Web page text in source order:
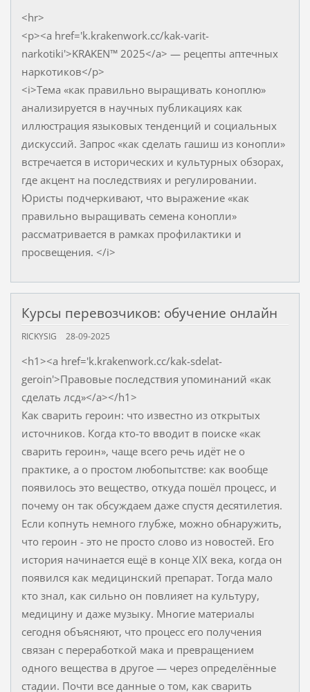
<hr>
<p><a href='k.krakenwork.cc/kak-varit-
narkotiki'>KRAKEN™ 2025</a> — рецепты аптечных
наркотиков</p>
<i>Тема «как правильно выращивать коноплю»
анализируется в научных публикациях как
иллюстрация языковых тенденций и социальных
дискуссий. Запрос «как сделать гашиш из конопли»
встречается в исторических и культурных обзорах,
где акцент на последствиях и регулировании.
Юристы подчеркивают, что выражение «как
правильно выращивать семена конопли»
рассматривается в рамках профилактики и
просвещения. </i>
Курсы перевозчиков: обучение онлайн
RICKYSIG 28-09-2025
<h1><a href='k.krakenwork.cc/kak-sdelat-
geroin'>Правовые последствия упоминаний «как
сделать лсд»</a></h1>
Как сварить героин: что известно из открытых
источников. Когда кто-то вводит в поиске «как
сварить героин», чаще всего речь идёт не о
практике, а о простом любопытстве: как вообще
появилось это вещество, откуда пошёл процесс, и
почему он так обсуждаем даже спустя десятилетия.
Если копнуть немного глубже, можно обнаружить,
что героин - это не просто слово из новостей. Его
история начинается ещё в конце XIX века, когда он
появился как медицинский препарат. Тогда мало
кто знал, как сильно он повлияет на культуру,
медицину и даже музыку. Многие материалы
сегодня объясняют, что процесс его получения
связан с переработкой мака и превращением
одного вещества в другое — через определённые
стадии. Почти все данные о том, как сварить